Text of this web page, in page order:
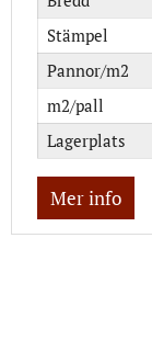
Stämpel
Pannor/m2
m2/pall
Lagerplats
Mer info